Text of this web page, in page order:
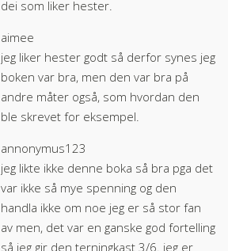
dei som liker hester.
aimee
jeg liker hester godt så derfor synes jeg
boken var bra, men den var bra på
andre måter også, som hvordan den
ble skrevet for eksempel.
annonymus123
jeg likte ikke denne boka så bra pga det
var ikke så mye spenning og den
handla ikke om noe jeg er så stor fan
av men, det var en ganske god fortelling
så jeg gir den terningkast 3/6. jeg er